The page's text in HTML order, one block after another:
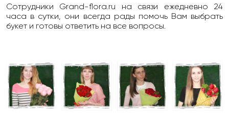
Сотрудники Grand-flora.ru на связи ежедневно 24
чаcа в сутки, они всегда рады помочь Вам выбрать
букет и готовы ответить на все вопросы.